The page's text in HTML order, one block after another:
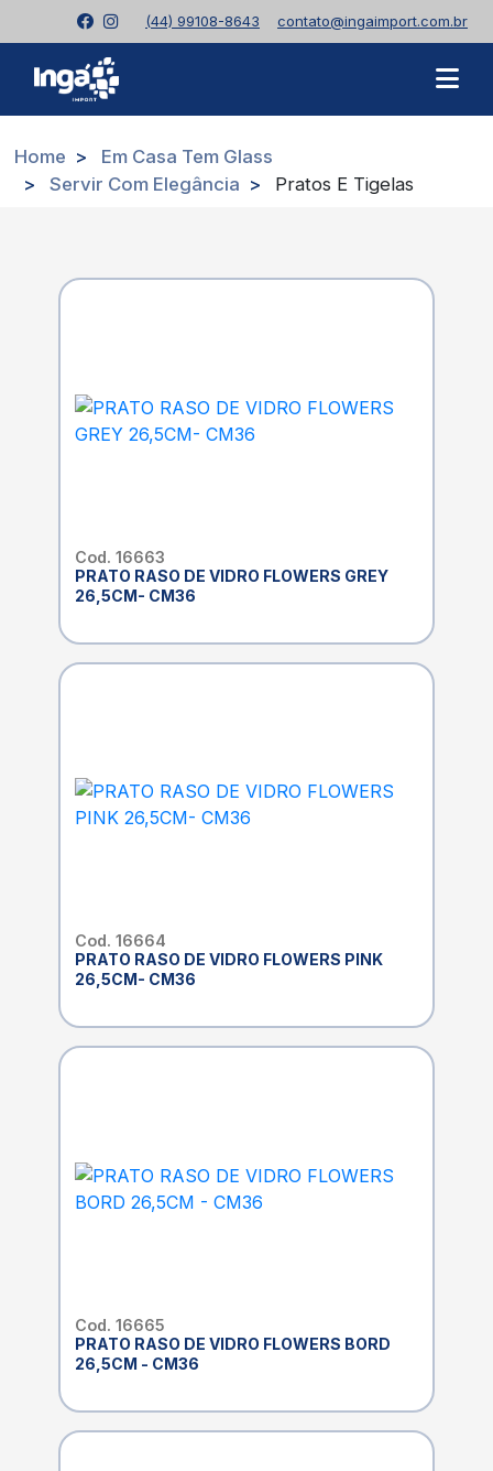
(44) 99108-8643 contato@ingaimport.com.br
Home
Em Casa Tem Glass
Servir Com Elegância
Pratos E Tigelas
Cod. 16663
PRATO RASO DE VIDRO FLOWERS GREY
26,5CM- CM36
Cod. 16664
PRATO RASO DE VIDRO FLOWERS PINK
26,5CM- CM36
Cod. 16665
PRATO RASO DE VIDRO FLOWERS BORD
26,5CM - CM36